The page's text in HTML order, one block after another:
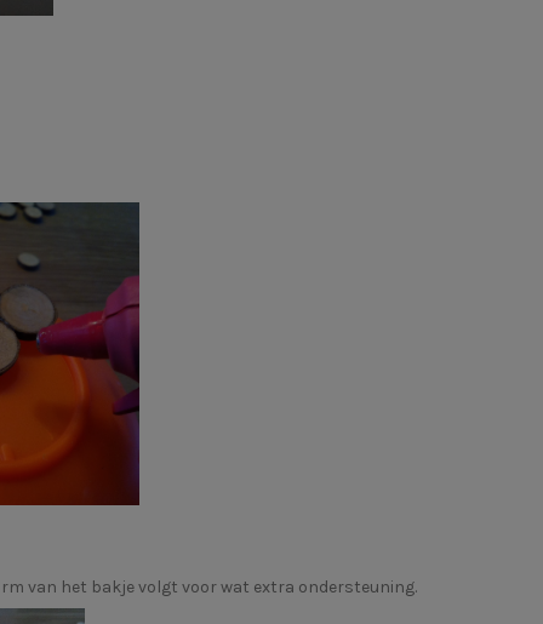
van het bakje volgt voor wat extra ondersteuning.